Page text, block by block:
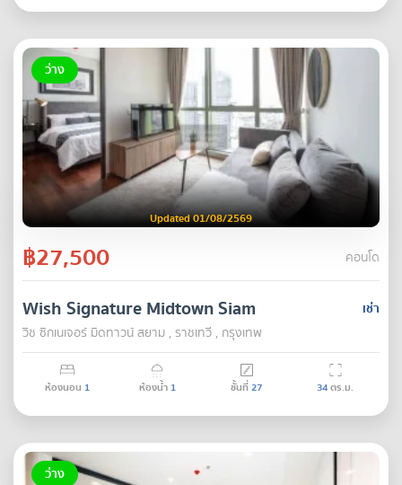
ว่าง
Updated 01/08/2569
฿27,500 คอนโด
เช่า
Wish Signature Midtown Siam
วิช ซิกเนเจอร์ มิดทาวน์ สยาม , ราชเทวี , กรุงเทพ
ห้องนอน 1 ห้องน้ำ 1 ชั้นที่27 34ตร.ม.
ว่าง